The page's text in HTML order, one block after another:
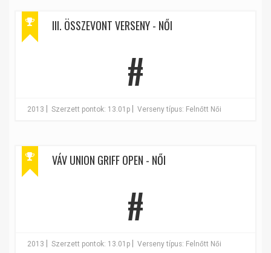
III. ÖSSZEVONT VERSENY - NŐI
#
2013 Szerzett pontok: 13.01p Verseny típus: Felnőtt Női
VÁV UNION GRIFF OPEN - NŐI
#
2013 Szerzett pontok: 13.01p Verseny típus: Felnőtt Női